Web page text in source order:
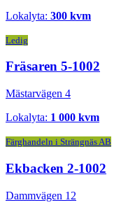
Lokalyta: 300 kvm
Ledig
Fräsaren 5-1002
Mästarvägen 4
Lokalyta: 1 000 kvm
Färghandeln i Strängnäs AB
Ekbacken 2-1002
Dammvägen 12